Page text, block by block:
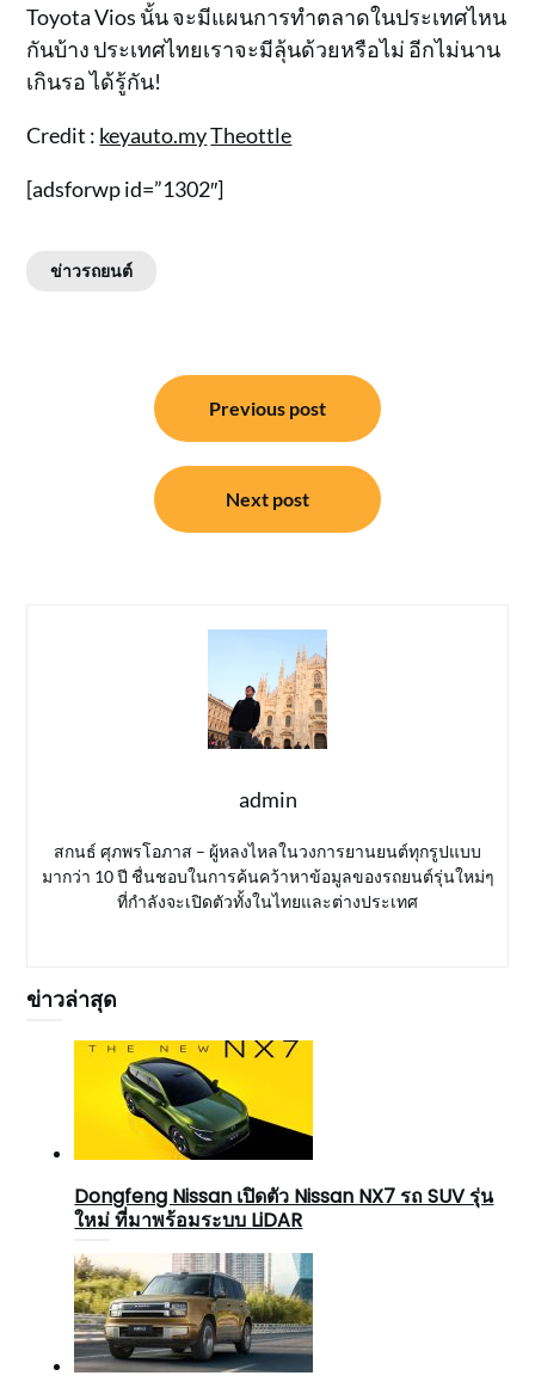
Toyota Vios นั้น จะมีแผนการทำตลาดในประเทศไหน
กันบ้าง ประเทศไทยเราจะมีลุ้นด้วยหรือไม่ อีกไม่นาน
เกินรอ ได้รู้กัน!
Credit : keyauto.myTheottle
[adsforwp id=”1302″]
ข่าวรถยนต์
Previous post
Next post
admin
สกนธ์ ศุภพรโอภาส – ผู้หลงไหลในวงการยานยนต์ทุกรูปแบบ
มากว่า 10 ปี ชื่นชอบในการค้นคว้าหาข้อมูลของรถยนต์รุ่นใหม่ๆ
ที่กำลังจะเปิดตัวทั้งในไทยและต่างประเทศ
ข่าวล่าสุด
Dongfeng Nissan เปิดตัว Nissan NX7 รถ SUV รุ่น
ใหม่ ที่มาพร้อมระบบ LiDAR